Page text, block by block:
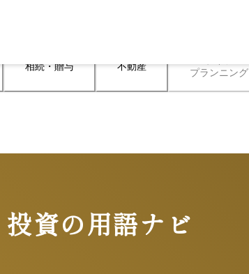
相続・贈与 不動産
プランニング
投資の用語ナビ